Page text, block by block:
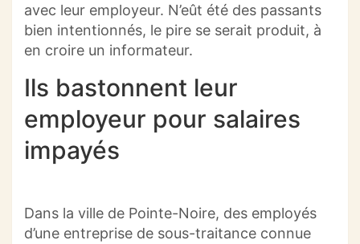
avec leur employeur. N’eût été des passants
bien intentionnés, le pire se serait produit, à
en croire un informateur.
Ils bastonnent leur
employeur pour salaires
impayés
Dans la ville de Pointe-Noire, des employés
d’une entreprise de sous-traitance connue